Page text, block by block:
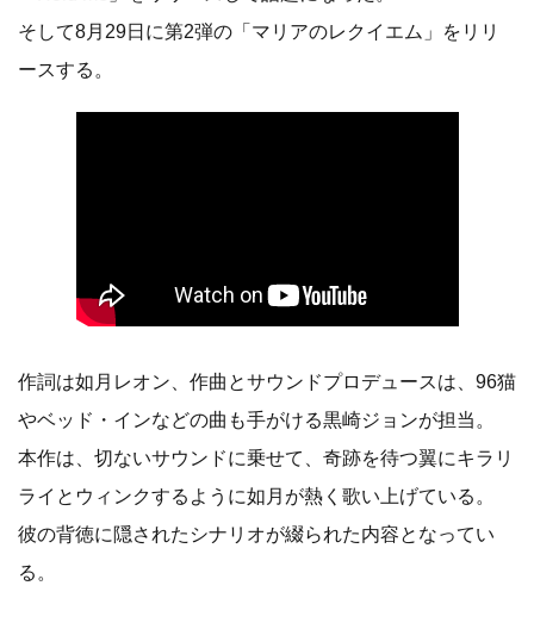
そして8月29日に第2弾の「マリアのレクイエム」をリリ
ースする。
作詞は如月レオン、作曲とサウンドプロデュースは、96猫
やベッド・インなどの曲も手がける黒崎ジョンが担当。
本作は、切ないサウンドに乗せて、奇跡を待つ翼にキラリ
ライとウィンクするように如月が熱く歌い上げている。
彼の背徳に隠されたシナリオが綴られた内容となってい
る。